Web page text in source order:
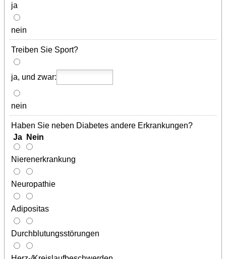
ja
nein
Treiben Sie Sport?
ja, und zwar:
nein
Haben Sie neben Diabetes andere Erkrankungen?
Ja Nein
Nierenerkrankung
Neuropathie
Adipositas
Durchblutungsstörungen